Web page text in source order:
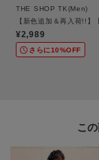
【加工サービス（裾上
カート画面にて加工サ
THE SHOP TK(Men)
【新色追加＆再入荷!!
¥2,989
さらに10%OFF
こ